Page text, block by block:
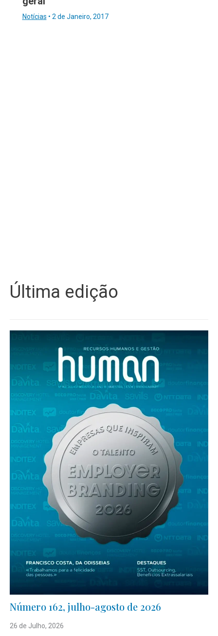
Notícias • 2 de Janeiro, 2017
Última edição
Número 162, julho-agosto de 2026
26 de Julho, 2026